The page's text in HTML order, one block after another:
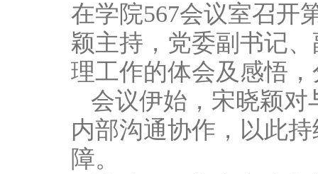
在学院567会议室召开
颖主持，党委副书记
理工作的体会及感悟
会议伊始，宋晓颖
内部沟通协作，以此
障。